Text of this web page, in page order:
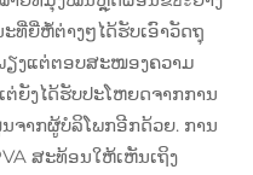
ທີ່ຍີ່ຫໍ້ຕ່າງໆໄດ້ຮັບເອົາວັດຖຸ
ຽງແຕ່ຕອບສະໜອງຄວາມ
ຍັງໄດ້ຮັບປະໂຫຍດຈາກການ
າກຜູ້ບໍລິໂພກອີກດ້ວຍ. ການ
ສະທ້ອນໃຫ້ເຫັນເຖິງ